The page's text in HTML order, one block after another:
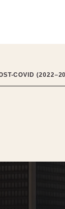
COVID